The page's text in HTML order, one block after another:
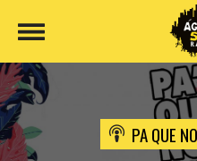
PA QUE